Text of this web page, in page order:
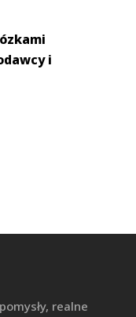
i
realne